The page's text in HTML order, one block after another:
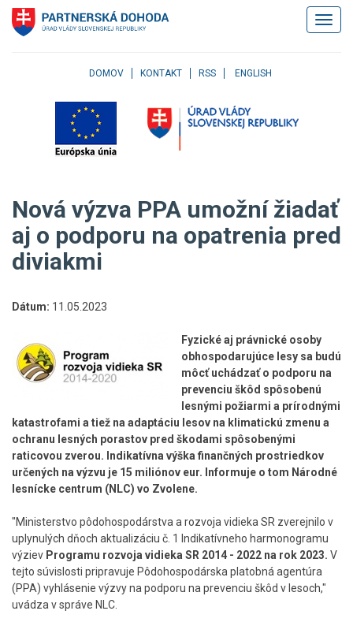
Klávesové
skratky
Skočiť
menu
na
užívateľské
menu
na
DOMOV KONTAKT RSS ENGLISH
Nová výzva PPA umožní žiadať
aj o podporu na opatrenia pred
diviakmi
Dátum: 11.05.2023
Fyzické aj právnické osoby
obhospodarujúce lesy sa budú
môcť uchádzať o podporu na
prevenciu škôd spôsobenú
lesnými požiarmi a prírodnými
katastrofami a tiež na adaptáciu lesov na klimatickú zmenu a
ochranu lesných porastov pred škodami spôsobenými
raticovou zverou. Indikatívna výška finančných prostriedkov
určených na výzvu je 15 miliónov eur. Informuje o tom Národné
lesnícke centrum (NLC) vo Zvolene.
"Ministerstvo pôdohospodárstva a rozvoja vidieka SR zverejnilo v
uplynulých dňoch aktualizáciu č. 1 Indikatívneho harmonogramu
výziev Programu rozvoja vidieka SR 2014 - 2022 na rok 2023. V
tejto súvislosti pripravuje Pôdohospodárska platobná agentúra
(PPA) vyhlásenie výzvy na podporu na prevenciu škôd v lesoch,"
uvádza v správe NLC.